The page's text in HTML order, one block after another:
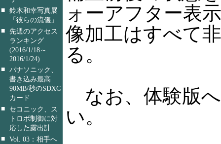
■ 鈴木和幸写真展
「彼らの流儀」
■ 先週のアクセス
ランキング
(2016/1/18～
2016/1/24)
■ パナソニック、
書き込み最高
90MB/秒のSDXC
カード
■
セコニック、ス
トロボ制御に対
応した露出計
■ Vol. 03：相手へ
ォーアフター表
像加工はすべて
る。
なお、体験版
い。